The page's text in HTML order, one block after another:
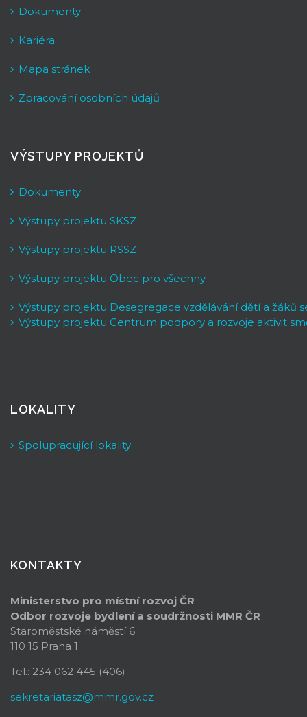
Dokumenty
Kariéra
Mapa stránek
Zpracování osobních údajů
VÝSTUPY PROJEKTŮ
Dokumenty
Výstupy projektu SKSZ
Výstupy projektu RSSZ
Výstupy projektu Obec pro všechny
Výstupy projektu Desegregace vzdělávání dětí a žáků
Výstupy projektu Centrum podpory a rozvoje aktivit
LOKALITY
Spolupracující lokality
KONTAKTY
Ministerstvo pro místní rozvoj ČR
Odbor rozvoje bydlení a soudržnosti MMR ČR
Staroměstské náměstí 6
110 15 Praha 1
Tel.: 234 062 445 (406)
sekretariatasz@mmr.gov.cz